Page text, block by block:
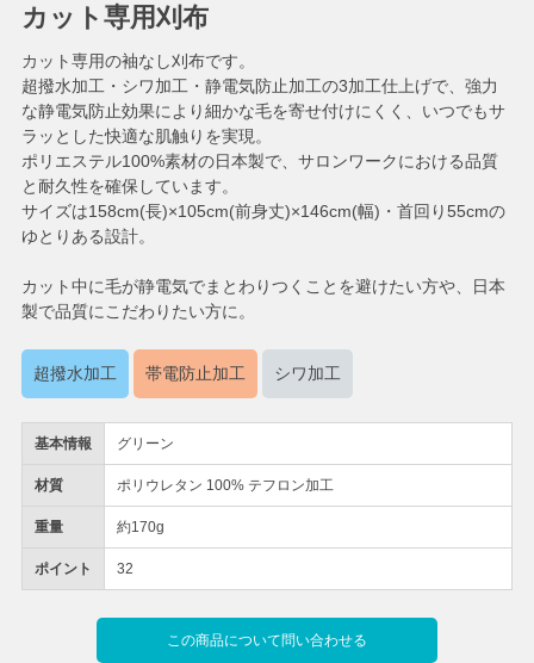
基本情報 グリーン
材質 ポリウレタン 100% テフロン加工
重量 約170g
ポイント 32
この商品について問い合わせる
カット専用刈布
カット専用の袖なし刈布です。
超撥水加工・シワ加工・静電気防止加工の3加工仕上げで、強力
な静電気防止効果により細かな毛を寄せ付けにくく、いつでもサ
ラッとした快適な肌触りを実現。
ポリエステル100%素材の日本製で、サロンワークにおける品質
と耐久性を確保しています。
サイズは158cm(長)×105cm(前身丈)×146cm(幅)・首回り55cmの
ゆとりある設計。
カット中に毛が静電気でまとわりつくことを避けたい方や、日本
製で品質にこだわりたい方に。
超撥水加工 帯電防止加工 シワ加工